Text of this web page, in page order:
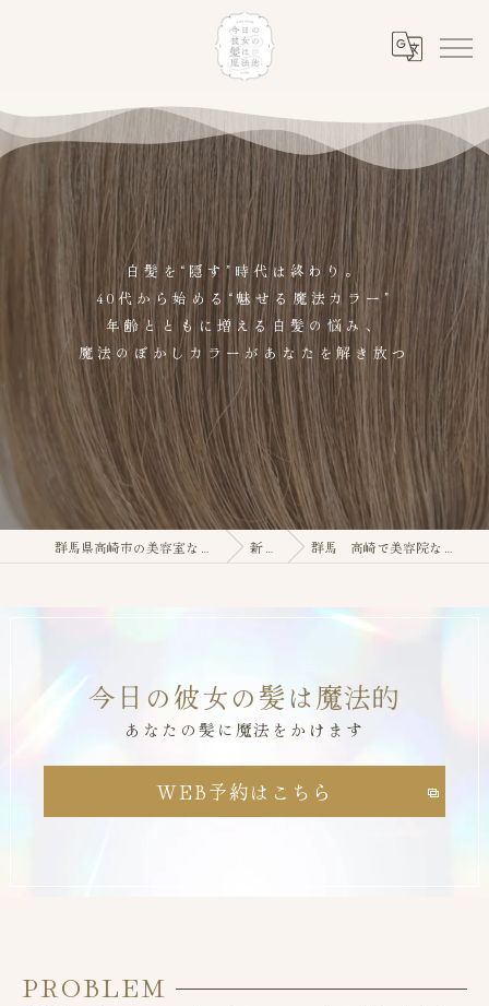
白髪を“隠す”時代は終わり。
40代から始める“魅せる魔法カラー”
年齢とともに増える白髪の悩み、
魔法のぼかしカラーがあなたを解き放つ
新着情報 群馬 高崎で美容院なら今日の彼女の髪は魔法的
あなたの髪に魔法をかけます
今日の彼女の髪は魔法的
WEB予約はこちら
PROBLEM